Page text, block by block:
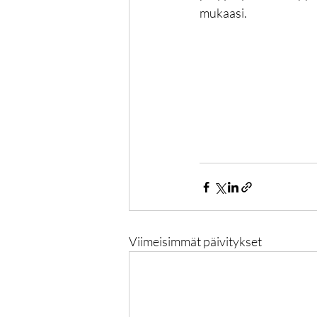
mukaasi.
Viimeisimmät päivitykset